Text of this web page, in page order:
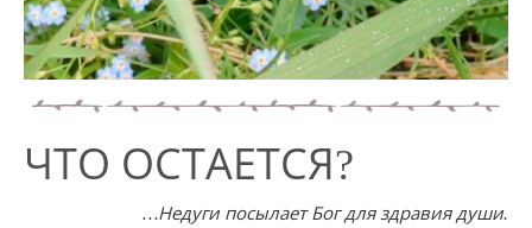
ЧТО ОСТАЕТСЯ?
…Недуги посылает Бог для здравия души.